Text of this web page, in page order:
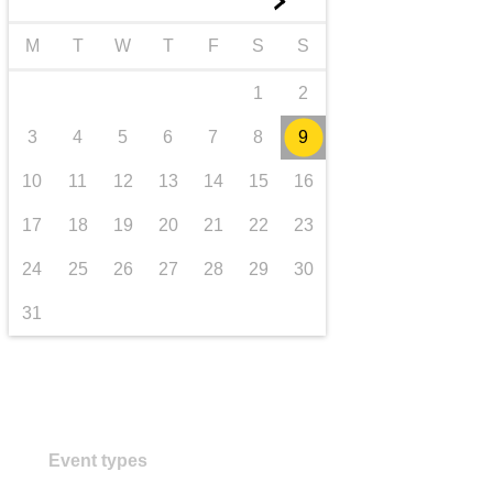
M T W T F S S
1 2
3 4 5 6 7 8 9
10 11 12 13 14 15 16
17 18 19 20 21 22 23
24 25 26 27 28 29 30
31
Event types